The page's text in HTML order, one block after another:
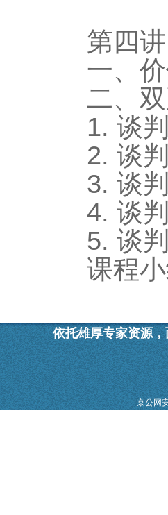
第四
一、
二、
1. 谈
2. 谈
3. 谈
4. 谈
5. 谈
课程
依托雄厚专家资源
京公网